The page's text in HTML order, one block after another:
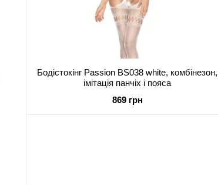
Бодістокінг Passion BS038 white, комбінезон,
імітація панчіх і пояса
869 грн